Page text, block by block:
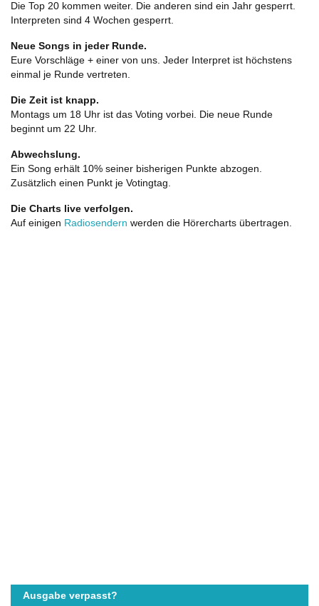
Die Top 20 kommen weiter. Die anderen sind ein Jahr gesperrt.
Interpreten sind 4 Wochen gesperrt.
Neue Songs in jeder Runde.
Eure Vorschläge + einer von uns. Jeder Interpret ist höchstens
einmal je Runde vertreten.
Die Zeit ist knapp.
Montags um 18 Uhr ist das Voting vorbei. Die neue Runde
beginnt um 22 Uhr.
Abwechslung.
Ein Song erhält 10% seiner bisherigen Punkte abzogen.
Zusätzlich einen Punkt je Votingtag.
Die Charts live verfolgen.
Auf einigen Radiosendern werden die Hörercharts übertragen.
Ausgabe verpasst?